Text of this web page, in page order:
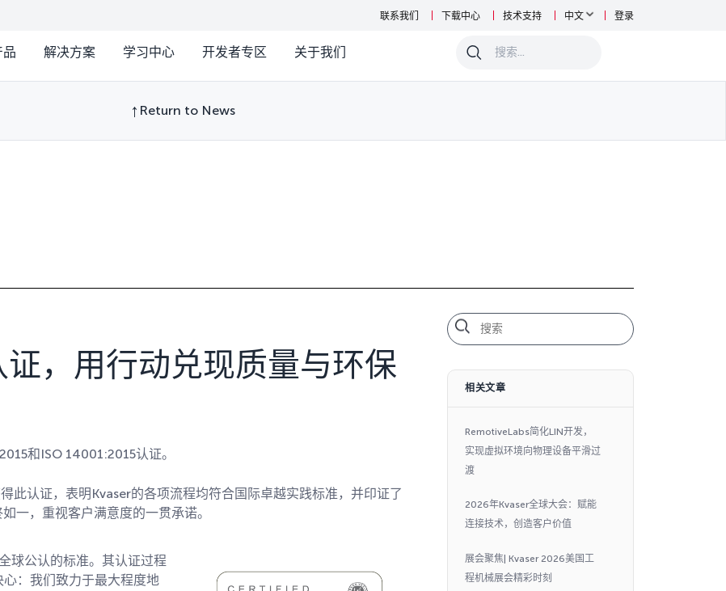
联系我们 下载中心 技术支持 中文 登录
品 解决方案 学习中心 开发者专区 关于我们 0
Return to News
，用行动兑现质量与环保
和ISO 14001:2015认证。
此认证，表明Kvaser的各项流程均符合国际卓越实践标准，并印证了
一，重视客户满意度的一贯承诺。
球公认的标准。其认证过程
：我们致力于最大程度地
相关文章
RemotiveLabs简化LIN开发，
实现虚拟环境向物理设备平滑过
渡
2026年Kvaser全球大会：赋能
连接技术，创造客户价值
展会聚焦| Kvaser 2026美国工
程机械展会精彩时刻